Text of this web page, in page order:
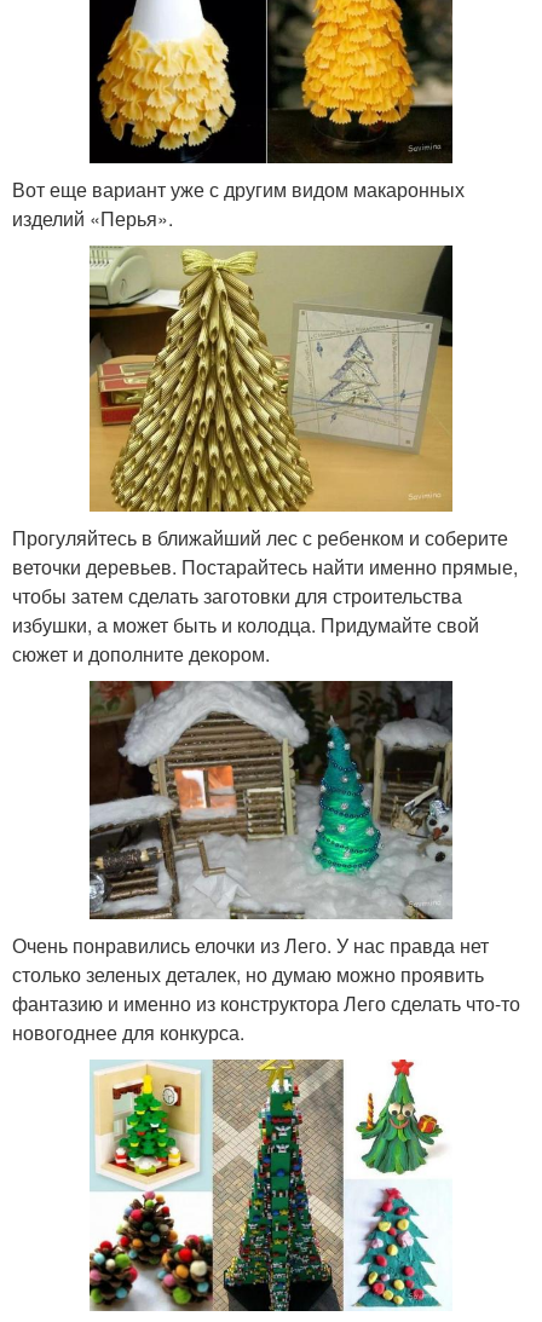
Вот еще вариант уже с другим видом макаронных
изделий «Перья».
Прогуляйтесь в ближайший лес с ребенком и соберите
веточки деревьев. Постарайтесь найти именно прямые,
чтобы затем сделать заготовки для строительства
избушки, а может быть и колодца. Придумайте свой
сюжет и дополните декором.
Очень понравились елочки из Лего. У нас правда нет
столько зеленых деталек, но думаю можно проявить
фантазию и именно из конструктора Лего сделать что-то
новогоднее для конкурса.